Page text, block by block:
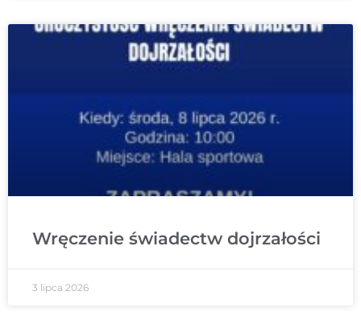
Wręczenie świadectw dojrzałości
3 lipca 2026